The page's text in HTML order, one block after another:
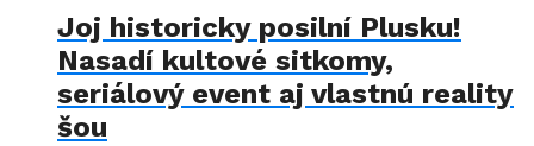
Joj historicky posilní Plusku!
Nasadí kultové sitkomy,
seriálový event aj vlastnú reality
šou